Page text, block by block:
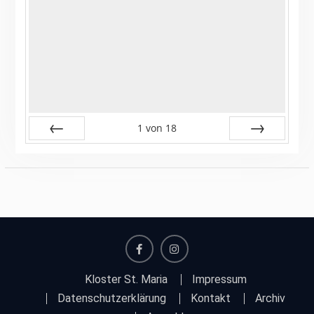
1 von 18
facebookinstagram
Kloster St. Maria
Impressum
Datenschutzerklärung
Kontakt
Archiv